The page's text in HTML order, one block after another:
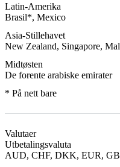
Latin-Amerika
Brasil*, Mexico
Asia-Stillehavet
New Zealand, Singapore,
Midtøsten
De forente arabiske emirater
* På nett bare
Valutaer
Utbetalingsvaluta
AUD, CHF, DKK, EUR,